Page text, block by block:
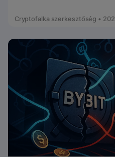
Cryptofalka szerkesztőség •